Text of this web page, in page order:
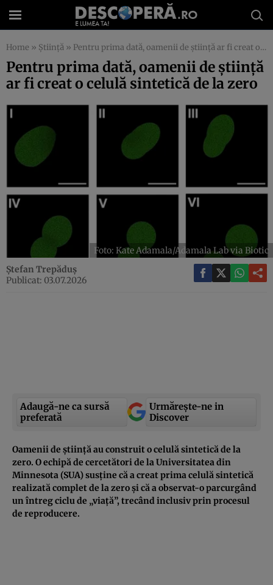
Home » Știință » Pentru prima dată, oamenii de știință ar fi creat o celulă sintetică de la zero
Pentru prima dată, oamenii de știință
ar fi creat o celulă sintetică de la zero
Foto: Kate Adamala/Adamala Lab via Biotic
Ștefan Trepăduș
Publicat: 03.07.2026
Adaugă-ne ca sursă
preferată
Urmărește-ne in
Discover
Oamenii de știință au construit o celulă sintetică de la
zero. O echipă de cercetători de la Universitatea din
Minnesota (SUA) susține că a creat prima celulă sintetică
realizată complet de la zero și că a observat-o parcurgând
un întreg ciclu de „viață”, trecând inclusiv prin procesul
de reproducere.